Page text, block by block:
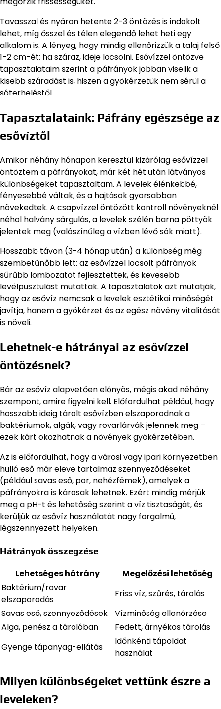
Tavasszal és nyáron hetente 2-3 öntözés is indokolt
lehet, míg ősszel és télen elegendő lehet heti egy
alkalom is. A lényeg, hogy mindig ellenőrizzük a talaj felső
1-2 cm-ét: ha száraz, ideje locsolni. Esővízzel öntözve
tapasztalataim szerint a páfrányok jobban viselik a
kisebb száradást is, hiszen a gyökérzetük nem sérül a
sóterheléstől.
Tapasztalataink: Páfrány egészsége az
esővíztől
Amikor néhány hónapon keresztül kizárólag esővízzel
öntöztem a páfrányokat, már két hét után látványos
különbségeket tapasztaltam. A levelek élénkebbé,
fényesebbé váltak, és a hajtások gyorsabban
növekedtek. A csapvízzel öntözött kontroll növényeknél
néhol halvány sárgulás, a levelek szélén barna pöttyök
jelentek meg (valószínűleg a vízben lévő sók miatt).
Hosszabb távon (3-4 hónap után) a különbség még
szembetűnőbb lett: az esővízzel locsolt páfrányok
sűrűbb lombozatot fejlesztettek, és kevesebb
levélpusztulást mutattak. A tapasztalatok azt mutatják,
hogy az esővíz nemcsak a levelek esztétikai minőségét
javítja, hanem a gyökérzet és az egész növény vitalitását
is növeli.
Lehetnek-e hátrányai az esővízzel
öntözésnek?
Bár az esővíz alapvetően előnyös, mégis akad néhány
szempont, amire figyelni kell. Előfordulhat például, hogy
hosszabb ideig tárolt esővízben elszaporodnak a
baktériumok, algák, vagy rovarlárvák jelennek meg –
ezek kárt okozhatnak a növények gyökérzetében.
Az is előfordulhat, hogy a városi vagy ipari környezetben
hulló eső már eleve tartalmaz szennyeződéseket
(például savas eső, por, nehézfémek), amelyek a
páfrányokra is károsak lehetnek. Ezért mindig mérjük
meg a pH-t és lehetőség szerint a víz tisztaságát, és
kerüljük az esővíz használatát nagy forgalmú,
légszennyezett helyeken.
Hátrányok összegzése
Lehetséges hátrány
Megelőzési lehetőség
Baktérium/rovar
elszaporodás
Friss víz, szűrés, tárolás
Savas eső, szennyeződések
Vízminőség ellenőrzése
Alga, penész a tárolóban
Fedett, árnyékos tárolás
Gyenge tápanyag-ellátás
Időnkénti tápoldat
használat
Milyen különbségeket vettünk észre a
leveleken?